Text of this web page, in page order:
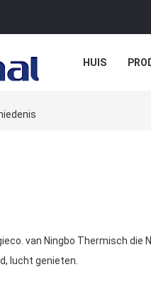
HUIS
van Ningbo Thermisch
lucht genieten.